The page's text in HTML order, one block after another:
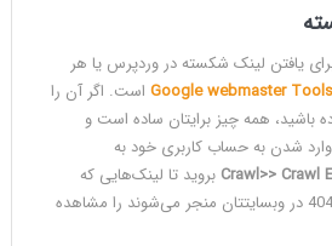
یافتن لینک شکسته در وردپرس یا هر
Google webmaster Toolsاست. اگر آن را
باشید، همه چیز برایتان ساده است و
وارد شدن به حساب کاربری خود به
Crawl>> Crawl بروید تا لینک‌هایی که
شکسته شده‌اند و به خطای 404 در وبسایتتان منجر می‌شوند را مشاهده